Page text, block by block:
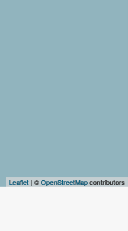
Leaflet | ©OpenStreetMapcontributors